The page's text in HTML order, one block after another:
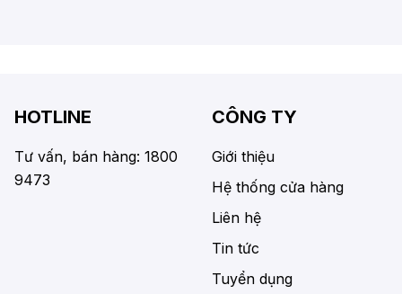
HOTLINE
Tư vấn, bán hàng: 1800
9473
CÔNG TY
Giới thiệu
Hệ thống cửa hàng
Liên hệ
Tin tức
Tuyển dụng